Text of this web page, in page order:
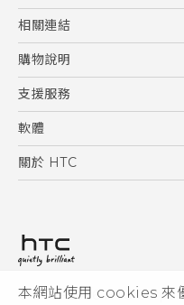
本網站使用 cookies 來
5G
智慧型手機
配件
相關連結
HTC Research
購物說明
購物須知
訂單管理
付款方式
支援服務
到府收送維修服務
服務中心資訊
客戶服務佈告欄
軟體
應用程式
HTC Sync Manager
關於 HTC
投資人
© 2011-2026 HTC